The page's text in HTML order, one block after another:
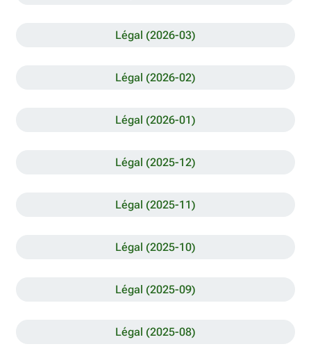
Légal (2026-03)
Légal (2026-02)
Légal (2026-01)
Légal (2025-12)
Légal (2025-11)
Légal (2025-10)
Légal (2025-09)
Légal (2025-08)